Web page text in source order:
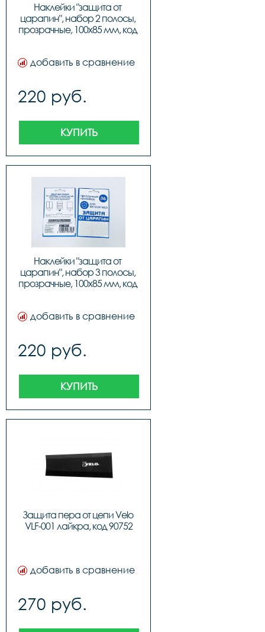
Наклейки "защита от
царапин", набор 2 полосы,
прозрачные, 100х85 мм, код
добавить в сравнение
220 руб.
КУПИТЬ
Наклейки "защита от
царапин", набор 3 полосы,
прозрачные, 100х85 мм, код
добавить в сравнение
220 руб.
КУПИТЬ
Защита пера от цепи Velo
VLF-001 лайкра, код 90752
добавить в сравнение
270 руб.